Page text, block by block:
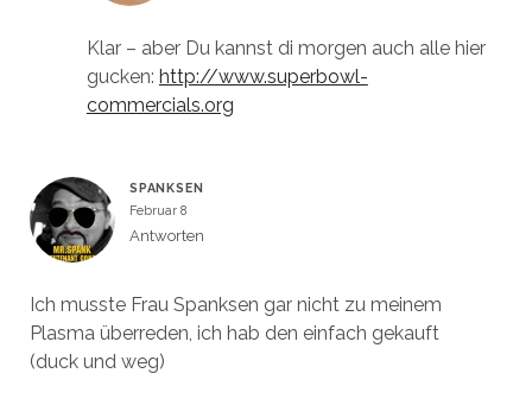
Klar – aber Du kannst di morgen auch alle hier
gucken: http://www.superbowl-
commercials.org
SPANKSEN
Februar 8
Antworten
Ich musste Frau Spanksen gar nicht zu meinem
Plasma überreden, ich hab den einfach gekauft
(duck und weg)